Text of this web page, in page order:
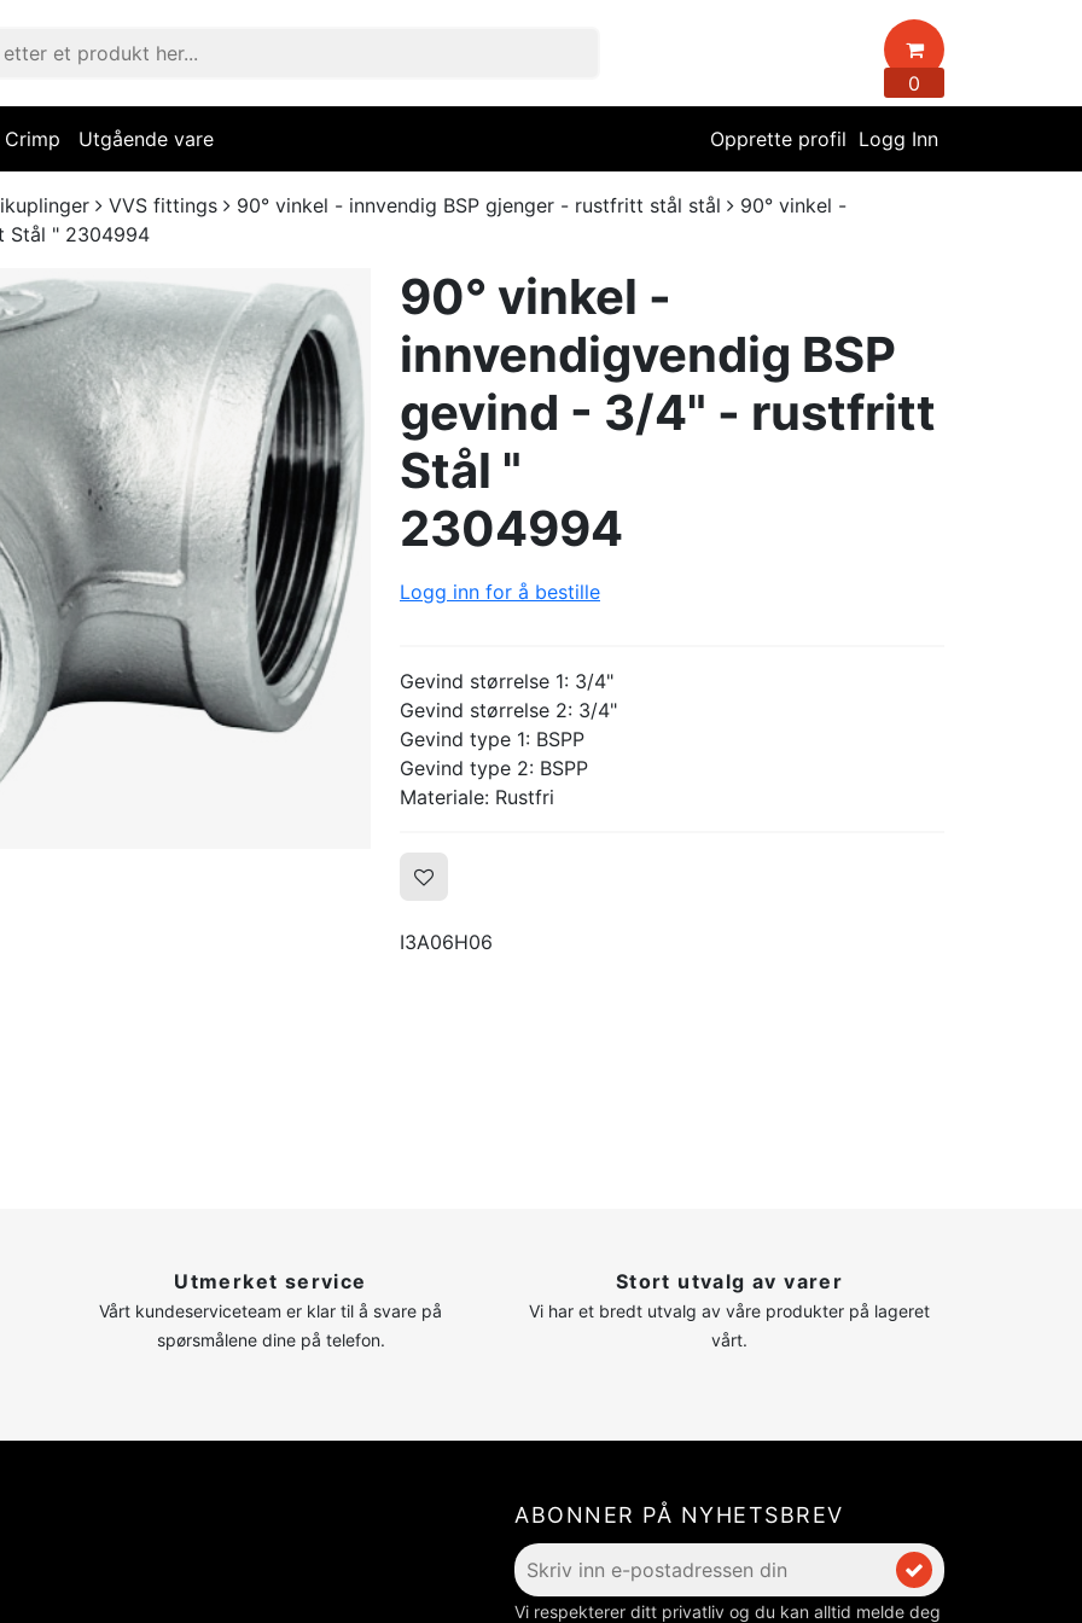
0
Crimp Utgående vare Logg Inn
Opprette profil
VVS fittings 90° vinkel - innvendig BSP gjenger - rustfritt stål stål
90° vinkel -
Stål " 2304994
90° vinkel -
innvendigvendig BSP
gevind - 3/4" - rustfritt
Stål "
2304994
Logg inn for å bestille
Gevind størrelse 1: 3/4"
Gevind størrelse 2: 3/4"
Gevind type 1: BSPP
Gevind type 2: BSPP
Materiale: Rustfri
I3A06H06
Utmerket service
Vårt kundeserviceteam er klar til å svare på
spørsmålene dine på telefon.
Stort utvalg av varer
Vi har et bredt utvalg av våre produkter på lageret
vårt.
ABONNER PÅ NYHETSBREV
Vi respekterer ditt privatliv og du kan alltid melde deg